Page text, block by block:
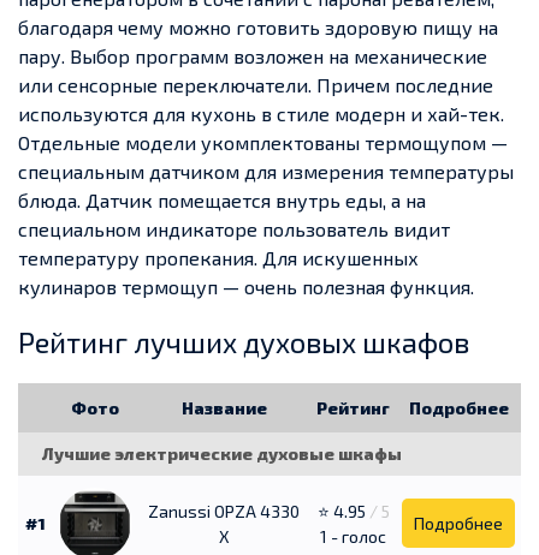
благодаря чему можно готовить здоровую пищу на
пару. Выбор программ возложен на механические
или сенсорные переключатели. Причем последние
используются для кухонь в стиле модерн и хай-тек.
Отдельные модели укомплектованы термощупом —
специальным датчиком для измерения температуры
блюда. Датчик помещается внутрь еды, а на
специальном индикаторе пользователь видит
температуру пропекания. Для искушенных
кулинаров термощуп — очень полезная функция.
Рейтинг лучших духовых шкафов
Фото Название Рейтинг Подробнее
Лучшие электрические духовые шкафы
#1
Zanussi OPZA 4330
X
⭐ 4.95 / 5
1 - голос
Подробнее